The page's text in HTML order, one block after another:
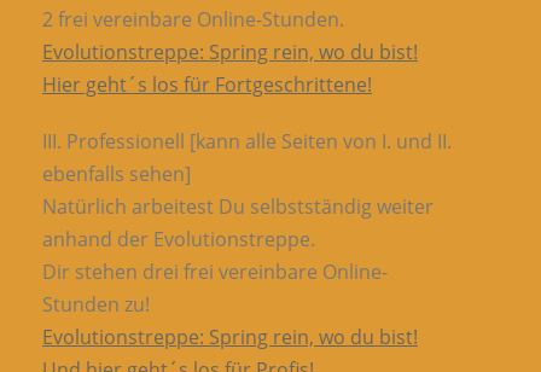
2 frei vereinbare Online-Stunden.
Evolutionstreppe: Spring rein, wo du bist!
Hier geht´s los für Fortgeschrittene!
III. Professionell [kann alle Seiten von I. und II.
ebenfalls sehen]
Natürlich arbeitest Du selbstständig weiter
anhand der Evolutionstreppe.
Dir stehen drei frei vereinbare Online-
Stunden zu!
Evolutionstreppe: Spring rein, wo du bist!